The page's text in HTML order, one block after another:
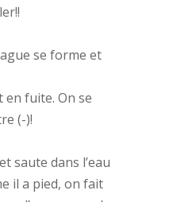
se forme et
en fuite. On se
(-)!
saute dans l’eau
il a pied, on fait